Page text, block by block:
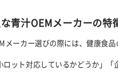
青汁OEMメーカーの特
メーカー選びの際には、健康食
ロット対応しているかどうか」「